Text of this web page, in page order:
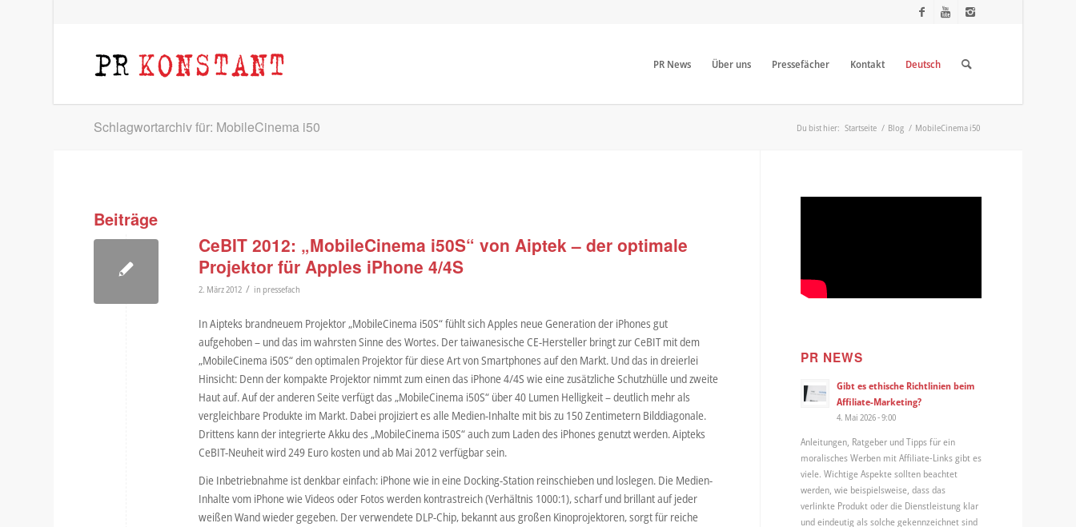
PR News Über uns Pressefächer Kontakt Deutsch
Schlagwortarchiv für: MobileCinema i50 Du bist hier: Startseite / Blog / MobileCinema i50
Beiträge
CeBIT 2012: „MobileCinema i50S“ von Aiptek – der optimale
Projektor für Apples iPhone 4/4S
2. März 2012 / in pressefach
In Aipteks brandneuem Projektor „MobileCinema i50S“ fühlt sich Apples neue Generation der iPhones gut
aufgehoben – und das im wahrsten Sinne des Wortes. Der taiwanesische CE-Hersteller bringt zur CeBIT mit dem
„MobileCinema i50S“ den optimalen Projektor für diese Art von Smartphones auf den Markt. Und das in dreierlei
Hinsicht: Denn der kompakte Projektor nimmt zum einen das iPhone 4/4S wie eine zusätzliche Schutzhülle und zweite
Haut auf. Auf der anderen Seite verfügt das „MobileCinema i50S“ über 40 Lumen Helligkeit – deutlich mehr als
vergleichbare Produkte im Markt. Dabei projiziert es alle Medien-Inhalte mit bis zu 150 Zentimetern Bilddiagonale.
Drittens kann der integrierte Akku des „MobileCinema i50S“ auch zum Laden des iPhones genutzt werden. Aipteks
CeBIT-Neuheit wird 249 Euro kosten und ab Mai 2012 verfügbar sein.
Die Inbetriebnahme ist denkbar einfach: iPhone wie in eine Docking-Station reinschieben und loslegen. Die Medien-
Inhalte vom iPhone wie Videos oder Fotos werden kontrastreich (Verhältnis 1000:1), scharf und brillant auf jeder
weißen Wand wieder gegeben. Der verwendete DLP-Chip, bekannt aus großen Kinoprojektoren, sorgt für reiche
PR NEWS
Gibt es ethische Richtlinien beim
Affiliate-Marketing?
4. Mai 2026 - 9:00
Anleitungen, Ratgeber und Tipps für ein
moralisches Werben mit Affiliate-Links gibt es
viele. Wichtige Aspekte sollten beachtet
werden, wie beispielsweise, dass das
verlinkte Produkt oder die Dienstleistung klar
und eindeutig als solche gekennzeichnet sind